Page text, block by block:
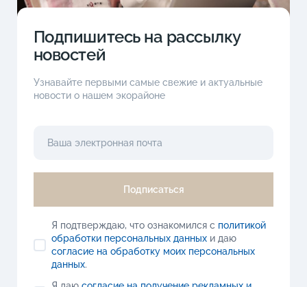
Подпишитесь на рассылку
новостей
Узнавайте первыми самые свежие и актуальные
новости о нашем экорайоне
Подписаться
Я подтверждаю, что ознакомился с политикой
обработки персональных данныхи даю
согласие на обработку моих персональных
данных.